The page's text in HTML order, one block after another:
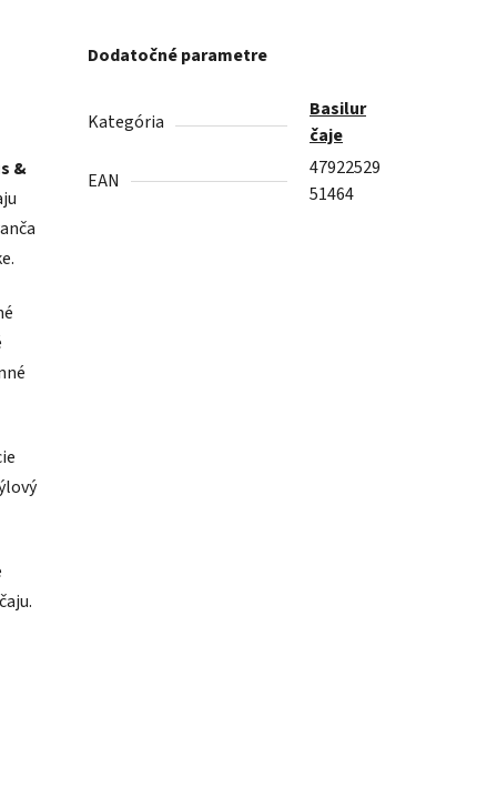
&
Dodatočné parametre
Kategória
Basilur
čaje
EAN
47922529
51464